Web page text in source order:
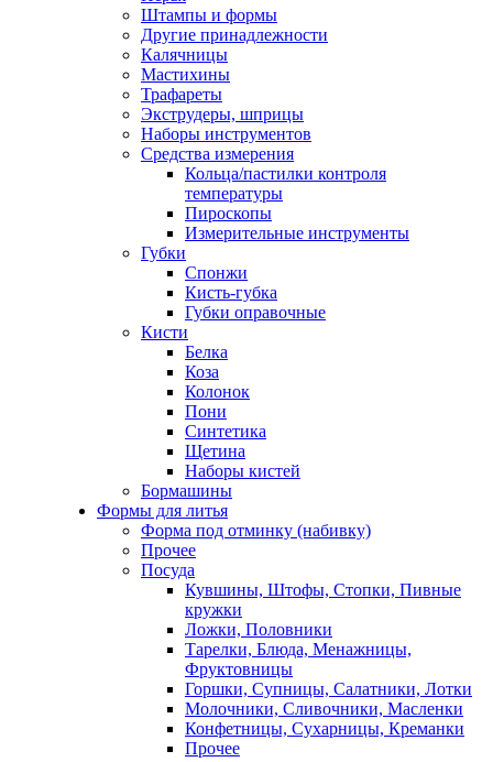
Штампы и формы
Другие принадлежности
Калячницы
Мастихины
Трафареты
Экструдеры, шприцы
Наборы инструментов
Средства измерения
Кольца/пастилки контроля
температуры
Пироскопы
Измерительные инструменты
Губки
Спонжи
Кисть-губка
Губки оправочные
Кисти
Белка
Коза
Колонок
Пони
Синтетика
Щетина
Наборы кистей
Бормашины
Формы для литья
Форма под отминку (набивку)
Прочее
Посуда
Кувшины, Штофы, Стопки, Пивные
кружки
Ложки, Половники
Тарелки, Блюда, Менажницы,
Фруктовницы
Горшки, Супницы, Салатники, Лотки
Молочники, Сливочники, Масленки
Конфетницы, Сухарницы, Креманки
Прочее